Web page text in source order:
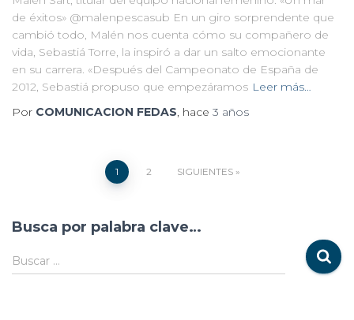
de éxitos» @malenpescasub En un giro sorprendente que
cambió todo, Malén nos cuenta cómo su compañero de
vida, Sebastiá Torre, la inspiró a dar un salto emocionante
en su carrera. «Después del Campeonato de España de
2012, Sebastiá propuso que empezáramos Leer más…
Por COMUNICACION FEDAS, hace 3 años
1 2 SIGUIENTES
Busca por palabra clave…
Buscar …